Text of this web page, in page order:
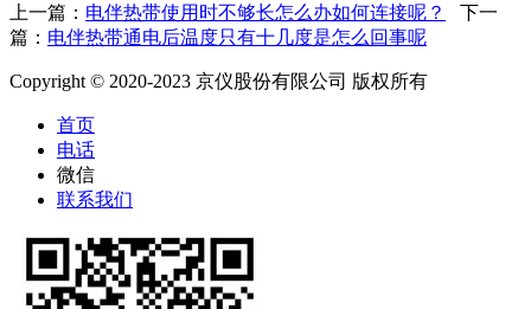
上一篇： 电伴热带使用时不够长怎么办如何连接呢？
下一
篇： 电伴热带通电后温度只有十几度是怎么回事呢
Copyright © 2020-2023 京仪股份有限公司 版权所有
首页
电话
微信
联系我们